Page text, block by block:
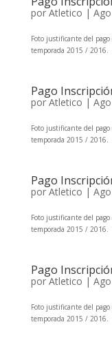
porAtletico |
Foto justificante del
temporada 2015 /
Pago
porAtletico |
Foto justificante del
temporada 2015 /
Pago
porAtletico |
Foto justificante del
temporada 2015 /
Pago
porAtletico |
Foto justificante del
temporada 2015 /